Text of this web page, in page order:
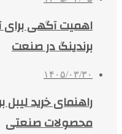
اهمیت آگهی
برندینگ در صنعت
۱۴۰۵/۰۳/۳۰
راهنمای خرید
محصولات صنعتی